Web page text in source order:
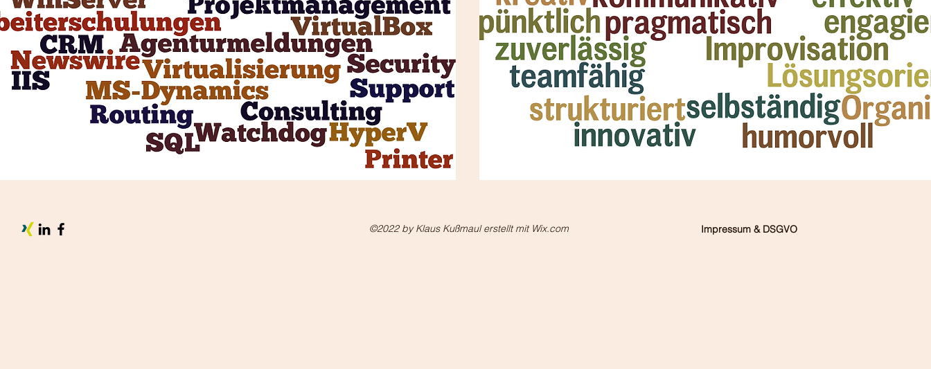
©2022 by Klaus Kußmaul erstellt mit Wix.com Impressum & DSGVO